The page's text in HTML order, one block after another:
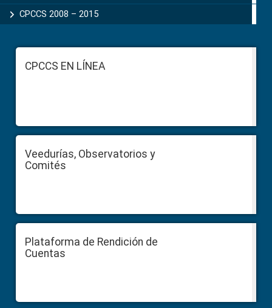
CPCCS 2008 – 2015
FooterCPCCS EN LÍNEA
Veedurías, Observatorios y
Comités
Plataforma de Rendición de
Cuentas